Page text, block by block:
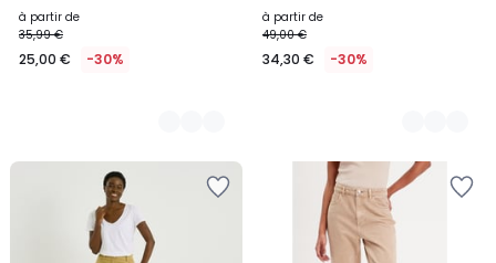
à partir de
35,99 €
25,00 € -30%
à partir de
49,00 €
34,30 € -30%